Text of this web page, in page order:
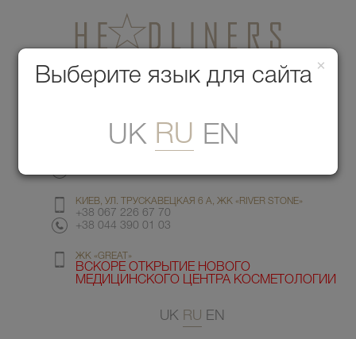
КИЕВ, УЛ. ГМЫРИ 6
КИЕВ, УЛ. ТРУСКАВЕЦКАЯ 6 А, ЖК «RIVER STONE»
+38 067 226 67 70
+38 044 390 01 03
ЖК «GREAT»
ВСКОРЕ ОТКРЫТИЕ НОВОГО
МЕДИЦИНСКОГО ЦЕНТРА КОСМЕТОЛОГИИ
UK RU EN
×
Выберите язык для сайта
UK RU EN